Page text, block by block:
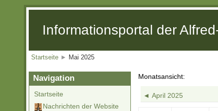
Informationsportal der
Startseite ► Mai 2025
Monatsansicht:
◄ April 2025
Navigation
Startseite
Nachrichten der Website